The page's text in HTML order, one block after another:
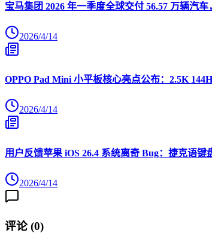
宝马集团 2026 年一季度全球交付 56.57 万辆汽
2026/4/14
OPPO Pad Mini 小平板核心亮点公布：2.5K
2026/4/14
用户反馈苹果 iOS 26.4 系统离奇 Bug：捷克语
2026/4/14
评论 (0)